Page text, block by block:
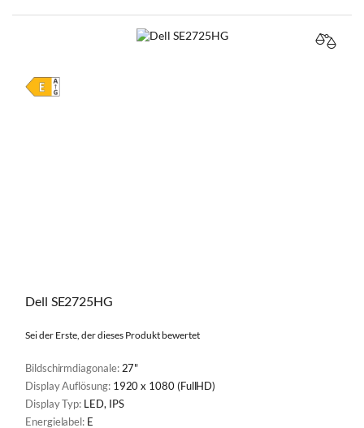
Dell SE2725HG
Sei der Erste, der dieses Produkt bewertet
Bildschirmdiagonale: 27"
Display Auflösung: 1920 x 1080 (FullHD)
Display Typ: LED, IPS
Energielabel: E